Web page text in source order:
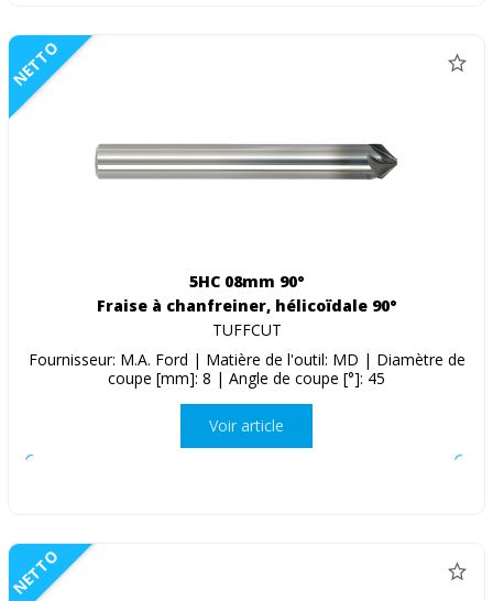
NETTO
5HC 08mm 90°
Fraise à chanfreiner, hélicoïdale 90°
TUFFCUT
Fournisseur: M.A. Ford | Matière de l'outil: MD | Diamètre de
coupe [mm]: 8 | Angle de coupe [°]: 45
Voir article
NETTO